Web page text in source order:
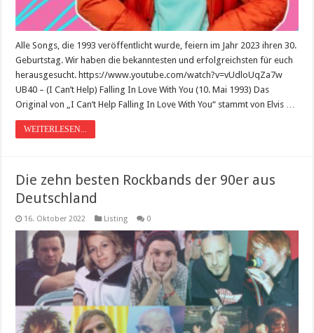
Alle Songs, die 1993 veröffentlicht wurde, feiern im Jahr 2023 ihren 30.
Geburtstag. Wir haben die bekanntesten und erfolgreichsten für euch
herausgesucht. https://www.youtube.com/watch?v=vUdloUqZa7w
UB40 – (I Can’t Help) Falling In Love With You (10. Mai 1993) Das
Original von „I Can’t Help Falling In Love With You“ stammt von Elvis …
WEITERLESEN...
Die zehn besten Rockbands der 90er aus
Deutschland
16. Oktober 2022 Listing 0